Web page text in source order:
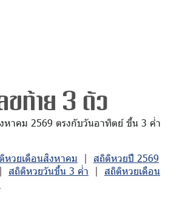
ขท้าย 3 ตัว
หาคม 2569 ตรงกับวันอาทิตย์ ขึ้น 3 ค่ำ
หวยเดือนสิงหาคม | สถิติหวยปี 2569
สถิติหวยวันขึ้น 3 ค่ำ | สถิติหวยเดือน